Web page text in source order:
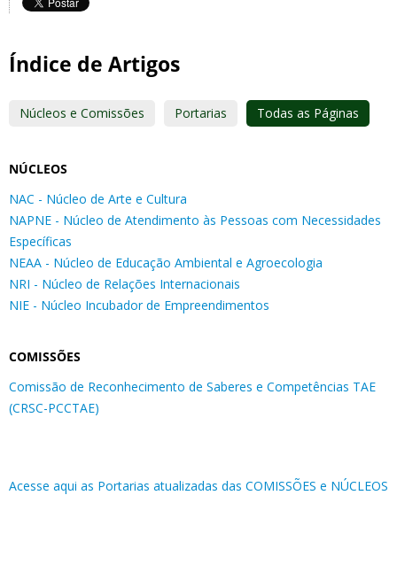
Índice de Artigos
Núcleos e Comissões Portarias Todas as Páginas
NÚCLEOS
NAC - Núcleo de Arte e Cultura
NAPNE - Núcleo de Atendimento às Pessoas com Necessidades
Específicas
NEAA - Núcleo de Educação Ambiental e Agroecologia
NRI - Núcleo de Relações Internacionais
NIE - Núcleo Incubador de Empreendimentos
COMISSÕES
Comissão de Reconhecimento de Saberes e Competências TAE
(CRSC-PCCTAE)
Acesse aqui as Portarias atualizadas das COMISSÕES e NÚCLEOS